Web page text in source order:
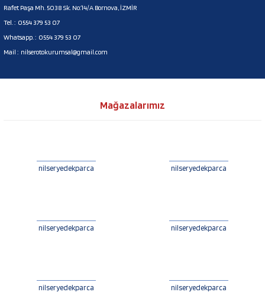
Rafet Paşa Mh. 5038 Sk. No:14/A Bornova, İZMİR
Tel. : 0554 379 53 07
Whatsapp. : 0554 379 53 07
Mail : nilserotokurumsal@gmail.com
Mağazalarımız
nilseryedekparca nilseryedekparca
nilseryedekparca nilseryedekparca
nilseryedekparca nilseryedekparca